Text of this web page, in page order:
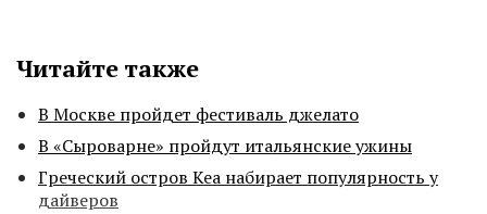
Читайте также
В Москве пройдет фестиваль джелато
В «Сыроварне» пройдут итальянские ужины
Греческий остров Кеа набирает популярность у
дайверов